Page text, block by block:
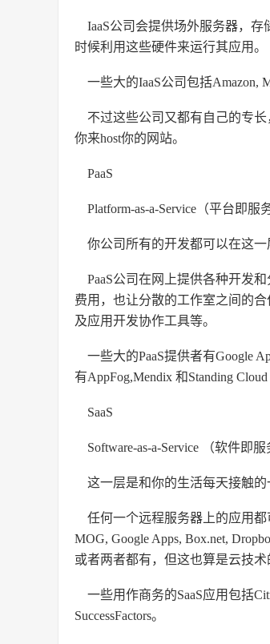
IaaS公司会提供场外服务器，
时候利用这些硬件来运行其应用。
一些大的IaaS公司包括Amazon,
不过这些公司又都有自己的专
你来host你的网站。
PaaS
Platform-as-a-Service（平台即服
你公司所有的开发都可以在这一
PaaS公司在网上提供各种开发
费用，也让分散的工作室之间的
及应用开发协作工具等。
一些大的PaaS提供者有Google
有AppFog,Mendix 和Standing Cloud
SaaS
Software-as-a-Service （软件即服
这一层是和你的生活每天接触
任何一个远程服务器上的应用
MOG, Google Apps, Box.net,
或者两者都有，但这也算是云技术
一些用作商务的SaaS应用包括
SuccessFactors。